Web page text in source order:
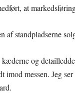
at
af standpladserne
og
imod messen. Jeg